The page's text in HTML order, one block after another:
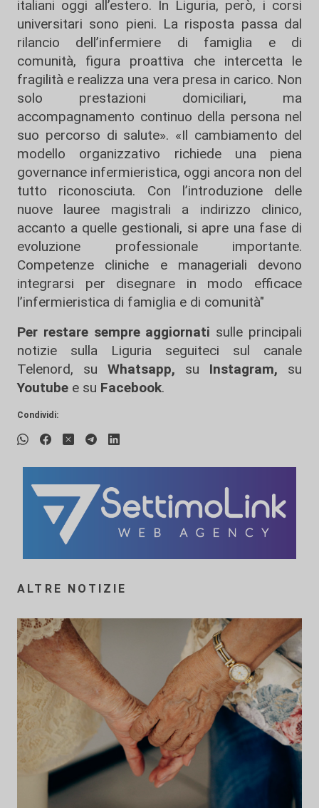
italiani oggi all’estero. In Liguria, però, i corsi
universitari sono pieni. La risposta passa dal
rilancio dell’infermiere di famiglia e di
comunità, figura proattiva che intercetta le
fragilità e realizza una vera presa in carico. Non
solo prestazioni domiciliari, ma
accompagnamento continuo della persona nel
suo percorso di salute». «Il cambiamento del
modello organizzativo richiede una piena
governance infermieristica, oggi ancora non del
tutto riconosciuta. Con l’introduzione delle
nuove lauree magistrali a indirizzo clinico,
accanto a quelle gestionali, si apre una fase di
evoluzione professionale importante.
Competenze cliniche e manageriali devono
integrarsi per disegnare in modo efficace
l’infermieristica di famiglia e di comunità"
Per restare sempre aggiornati sulle principali
notizie sulla Liguria seguiteci sul canale
Telenord, su
Whatsapp, su Instagram, su
Youtube e su Facebook.
Condividi:
ALTRE NOTIZIE